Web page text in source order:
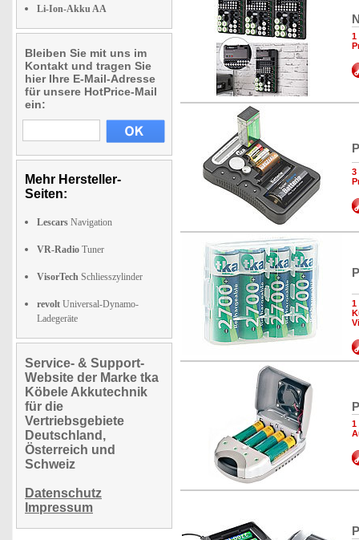
Li-Ion-Akku AA
Bleiben Sie mit uns im
Kontakt und tragen Sie
hier Ihre E-Mail-Adresse
für unsere HotPrice-Mail
ein:
Mehr Hersteller-
Seiten:
Lescars Navigation
VR-Radio Tuner
VisorTech Schliesszylinder
revolt Universal-Dynamo-
Ladegeräte
Service- & Support-
Website der Marke tka
Köbele Akkutechnik
für die
Vertriebsgebiete
Deutschland,
Österreich und
Schweiz
Datenschutz
Impressum
1
3
1
1